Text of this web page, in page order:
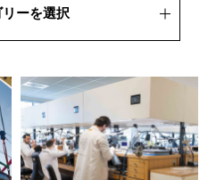
リーを選択